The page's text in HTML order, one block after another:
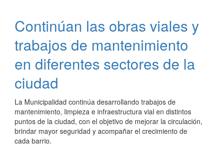
mejoras
en
la
circulación
en
Barrio
Feria
Continúan las obras viales y
trabajos de mantenimiento
en diferentes sectores de la
ciudad
La Municipalidad continúa desarrollando trabajos de
mantenimiento, limpieza e infraestructura vial en distintos
puntos de la ciudad, con el objetivo de mejorar la circulación,
brindar mayor seguridad y acompañar el crecimiento de
cada barrio.